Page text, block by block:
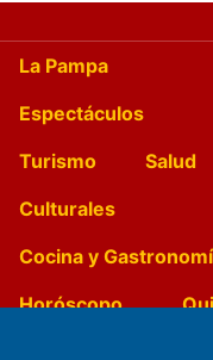
La Pampa
Espectáculos
Turismo
Salud
Culturales
Cocina y
Horóscopo